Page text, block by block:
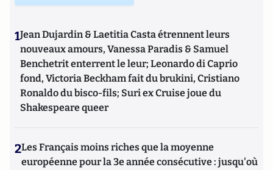
1Jean Dujardin & Laetitia Casta étrennent leurs
nouveaux amours, Vanessa Paradis & Samuel
Benchetrit enterrent le leur; Leonardo di Caprio
fond, Victoria Beckham fait du brukini, Cristiano
Ronaldo du bisco-fils; Suri ex Cruise joue du
Shakespeare queer
2Les Français moins riches que la moyenne
européenne pour la 3e année consécutive : jusqu'où